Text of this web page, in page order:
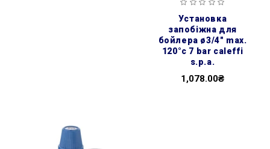
установка
запобіжна для
бойлера ø3/4″ max.
120°c 7 bar caleffi
s.p.a.
1,078.00₴